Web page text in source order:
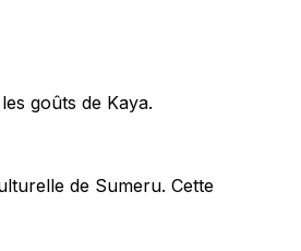
goûts de Kaya.
de Sumeru. Cette